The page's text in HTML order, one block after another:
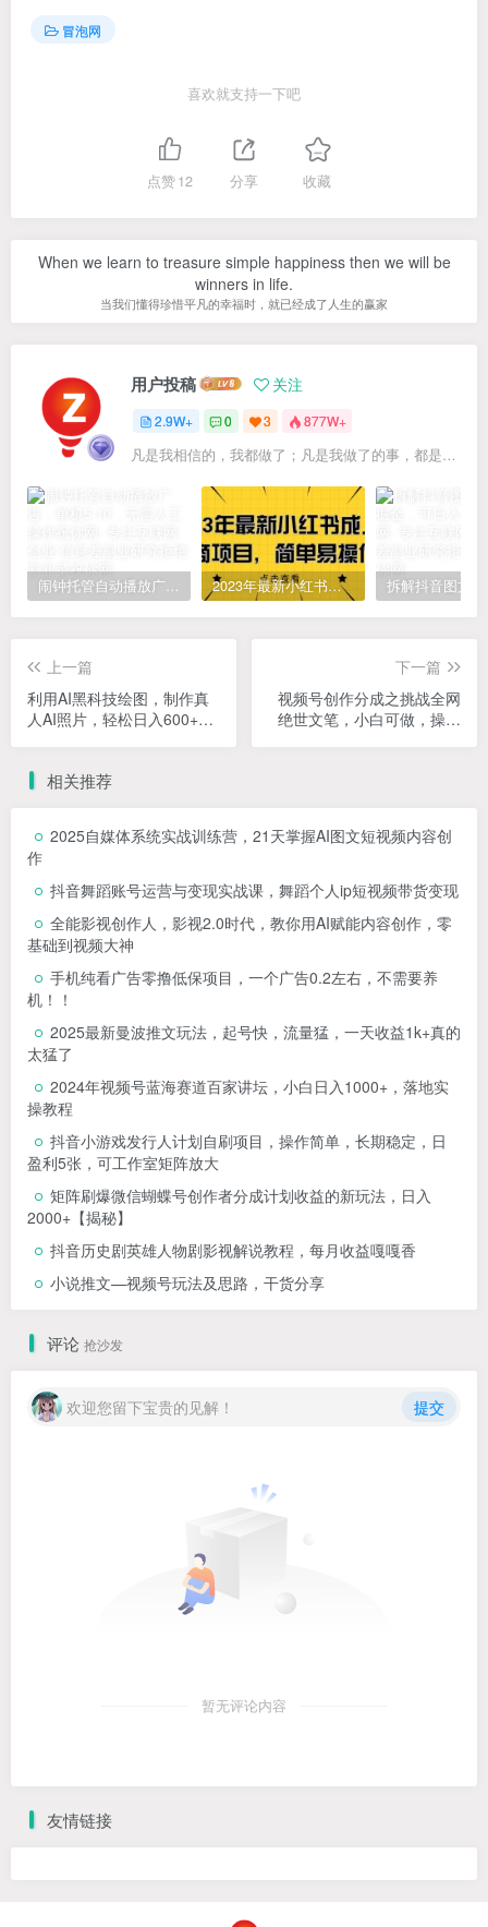
冒泡网
喜欢就支持一下吧
点赞12 分享 收藏
When we learn to treasure simple happiness then we will be
winners in life.
当我们懂得珍惜平凡的幸福时，就已经成了人生的赢家
用户投稿 关注
2.9W+ 0 3 877W+
凡是我相信的，我都做了；凡是我做了的事，都是全身心地投入去做的
闹钟托管自动播放广告，单机5-10，无需人工操作 2023年最新小红书成人电商项目，简单易操作【详细教程】
上一篇
利用AI黑科技绘图，制作真
人AI照片，轻松日入600+小
下一篇
视频号创作分成之挑战全网
绝世文笔，小白可做，操作
相关推荐
2025自媒体系统实战训练营，21天掌握AI图文短视频内容创
作
抖音舞蹈账号运营与变现实战课，舞蹈个人ip短视频带货变现
全能影视创作人，影视2.0时代，教你用AI赋能内容创作，​零
基础到视频大神
手机纯看广告零撸低保项目，一个广告0.2左右，不需要养
机！！
2025最新曼波推文玩法，起号快，流量猛，一天收益1k+真的
太猛了
2024年视频号蓝海赛道百家讲坛，小白日入1000+，落地实
操教程
抖音小游戏发行人计划自刷项目，操作简单，长期稳定，日
盈利5张，可工作室矩阵放大
矩阵刷爆微信蝴蝶号创作者分成计划收益的新玩法，日入
2000+【揭秘】
抖音历史剧英雄人物剧影视解说教程，每月收益嘎嘎香
小说推文—视频号玩法及思路，干货分享
评论 抢沙发
欢迎您留下宝贵的见解！ 提交
暂无评论内容
友情链接